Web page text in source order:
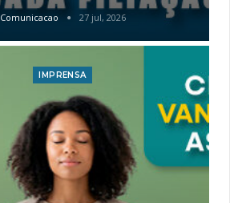
Comunicacao 27 jul, 2026
IMPRENSA